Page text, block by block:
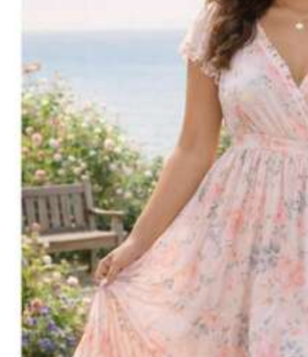
A követők számának növekedése 24%
Minden termék